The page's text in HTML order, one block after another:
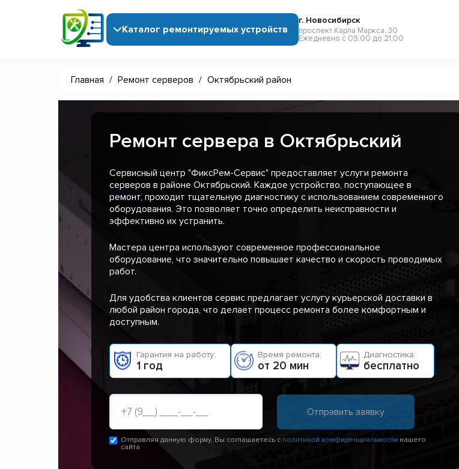
Каталог ремонтируемых устройств
г. Новосибирск
проспект Карла Маркса, 30
Ежедневно с 09:00 до 21:00
Главная / Ремонт серверов / Октябрьский район
Ремонт сервера в Октябрьский
Сервисный центр "ФиксРем-Сервис" предоставляет услуги ремонта
серверов в районе Октябрьский. Каждое устройство, поступающее в
ремонт, проходит тщательную диагностику с использованием современного
оборудования. Это позволяет точно определить неисправности и
эффективно их устранить.
Мастера центра используют современное профессиональное
оборудование, что значительно повышает качество и скорость проводимых
работ.
Для удобства клиентов сервис предлагает услугу курьерской доставки в
любой район города, что делает процесс ремонта более комфортным и
доступным.
Гарантия на работу:
1 год
Время ремонта:
от 20 мин
Диагностика:
бесплатно
Отправляя данную форму, Вы соглашаетесь с политикой конфиденциальности нашего
сайта